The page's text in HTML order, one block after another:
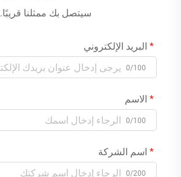
سيتصل بك ممثلنا قريبًا.
البريد الإلكتروني
0/100
الاسم
0/100
اسم الشركة
0/200